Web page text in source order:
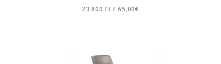
23 800 Ft/ 65,00€